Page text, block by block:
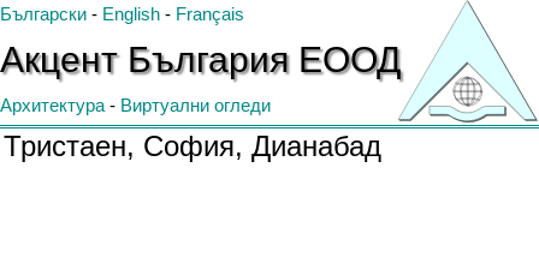
Български - English - Français
Акцент България ЕООД
Архитектура - Виртуални огледи
Тристаен, София, Дианабад